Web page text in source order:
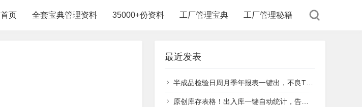
首页 全套宝典管理资料 35000+份资料 工厂管理宝典 工厂管理秘籍
最近发表
半成品检验日周月季年报表一键出，不良TOP3自动追
原创库存表格！出入库一键自动统计，告别手工汇总